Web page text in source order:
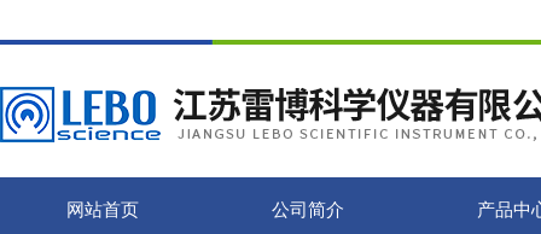
网站首页 公司简介 产品中